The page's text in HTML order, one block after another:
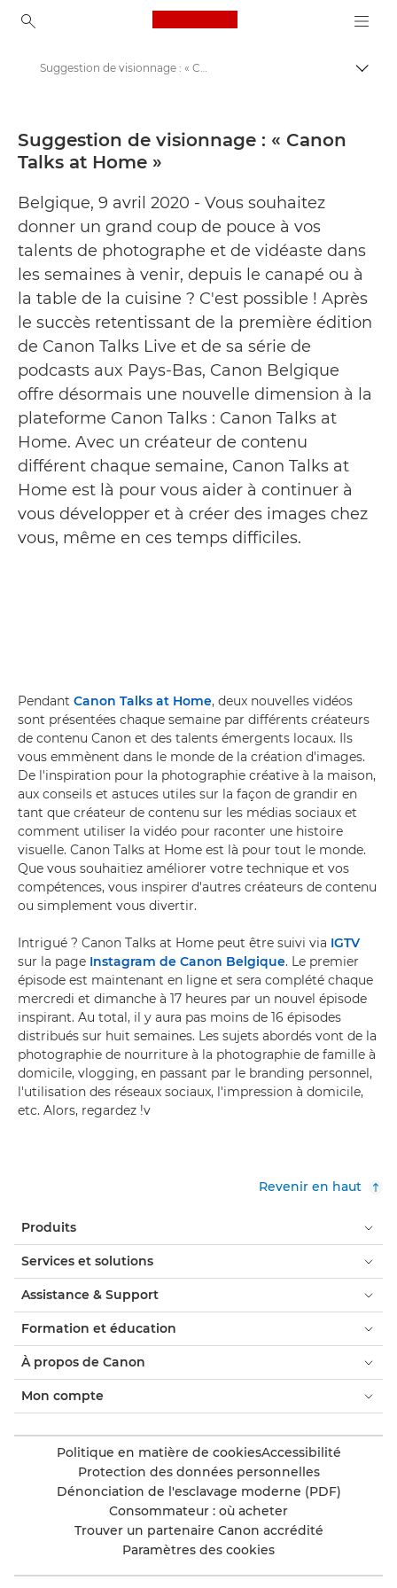
Canon Logo, back to
Presse
Suggestion de visionnage : « Canon Talks at Home » - Centre de presse Canon
Suggestion de visionnage : « Canon
Talks at Home »
Belgique, 9 avril 2020 - Vous souhaitez
donner un grand coup de pouce à vos
talents de photographe et de vidéaste dans
les semaines à venir, depuis le canapé ou à
la table de la cuisine ? C'est possible ! Après
le succès retentissant de la première édition
de Canon Talks Live et de sa série de
podcasts aux Pays-Bas, Canon Belgique
offre désormais une nouvelle dimension à la
plateforme Canon Talks : Canon Talks at
Home. Avec un créateur de contenu
différent chaque semaine, Canon Talks at
Home est là pour vous aider à continuer à
vous développer et à créer des images chez
vous, même en ces temps difficiles.
Pendant Canon Talks at Home, deux nouvelles vidéos
sont présentées chaque semaine par différents créateurs
de contenu Canon et des talents émergents locaux. Ils
vous emmènent dans le monde de la création d'images.
De l'inspiration pour la photographie créative à la maison,
aux conseils et astuces utiles sur la façon de grandir en
tant que créateur de contenu sur les médias sociaux et
comment utiliser la vidéo pour raconter une histoire
visuelle. Canon Talks at Home est là pour tout le monde.
Que vous souhaitiez améliorer votre technique et vos
compétences, vous inspirer d'autres créateurs de contenu
ou simplement vous divertir.
Intrigué ? Canon Talks at Home peut être suivi via IGTV
sur la page Instagram de Canon Belgique. Le premier
épisode est maintenant en ligne et sera complété chaque
mercredi et dimanche à 17 heures par un nouvel épisode
inspirant. Au total, il y aura pas moins de 16 épisodes
distribués sur huit semaines. Les sujets abordés vont de la
photographie de nourriture à la photographie de famille à
domicile, vlogging, en passant par le branding personnel,
l'utilisation des réseaux sociaux, l'impression à domicile,
etc. Alors, regardez !v
Revenir en haut
Produits
Services et solutions
Assistance & Support
Formation et éducation
À propos de Canon
Mon compte
Politique en matière de cookiesAccessibilité
Protection des données personnelles
Dénonciation de l'esclavage moderne (PDF)
Consommateur : où acheter
Trouver un partenaire Canon accrédité
Paramètres des cookies